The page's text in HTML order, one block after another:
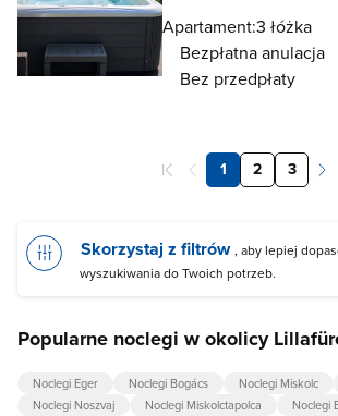
Apartament:3 łóżka
Bezpłatna anulacja
Bez przedpłaty
1 2 3
Skorzystaj z filtrów , aby lepiej
wyszukiwania do Twoich potrzeb.
Popularne noclegi w okolicy
Noclegi Eger Noclegi Bogács Noclegi Miskolc
Noclegi Noszvaj
Noclegi Miskolctapolca
Noclegi